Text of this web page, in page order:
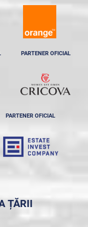
PARTENER OFICIAL
PARTENER OFICIAL
ȚĂRII